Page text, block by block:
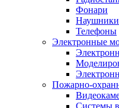
Фонари
Наушники
Телефоны
Электронные
Пожарно-
Системы